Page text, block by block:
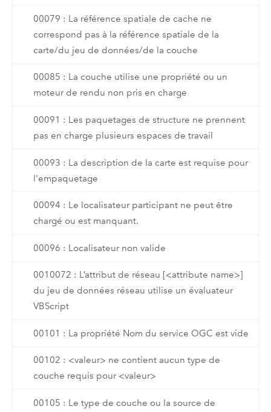
00079 : La référence spatiale de cache ne
correspond pas à la référence spatiale de la
carte/du jeu de données/de la couche
00085 : La couche utilise une propriété ou un
moteur de rendu non pris en charge
00091 : Les paquetages de structure ne prennent
pas en charge plusieurs espaces de travail
00093 : La description de la carte est requise pour
l'empaquetage
00094 : Le localisateur participant ne peut être
chargé ou est manquant.
00096 : Localisateur non valide
0010072 : L’attribut de réseau [<attribute name>]
du jeu de données réseau utilise un évaluateur
VBScript
00101 : La propriété Nom du service OGC est vide
00102 : <valeur> ne contient aucun type de
couche requis pour <valeur>
00105 : Le type de couche ou la source de